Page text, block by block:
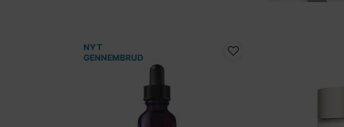
NYT
GENNEMBRUD